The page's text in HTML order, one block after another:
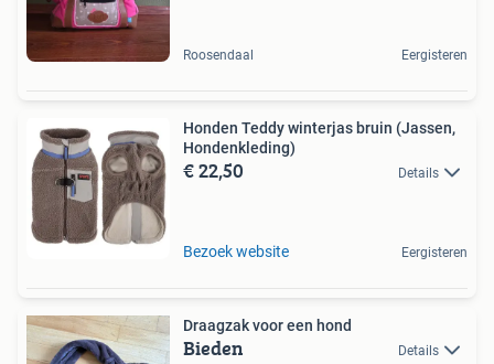
Roosendaal Eergisteren
Honden Teddy winterjas bruin (Jassen,
Hondenkleding)
€ 22,50 Details
Bezoek website Eergisteren
Draagzak voor een hond
Bieden Details